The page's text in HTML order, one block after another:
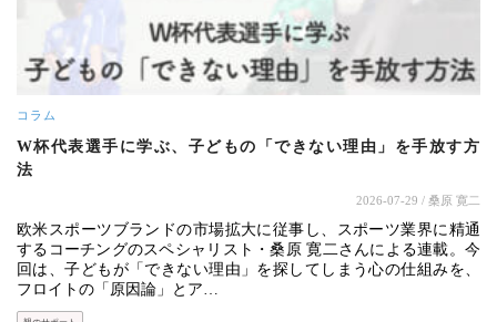
コラム
W杯代表選手に学ぶ、子どもの「できない理由」を手放す方
法
2026-07-29 / 桑原 寛二
欧米スポーツブランドの市場拡大に従事し、スポーツ業界に精通
するコーチングのスペシャリスト・桑原 寛二さんによる連載。今
回は、子どもが「できない理由」を探してしまう心の仕組みを、
フロイトの「原因論」とア…